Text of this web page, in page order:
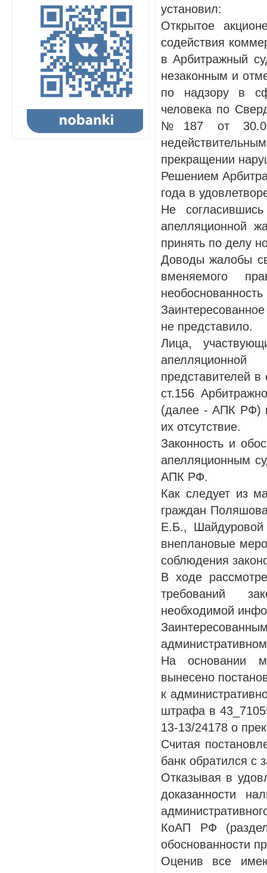
установил:
Открытое
содействия
в Арбитражный
незаконным и
по надзору в
человека по
№187 от
прекращении
Решением
года в
Не
апелляционной
принять по делу
Доводы жалобы
вменяемого
не представило.
Лица,
представителей
ст.156
(далее - АПК РФ)
их отсутствие.
Законность и
апелляционным
АПК РФ.
Как следует из
граждан
Е.Б.,
внеплановые
соблюдения
В ходе
требований
необходимой
На основании
вынесено
к
штрафа в
13-13/24178 о
Считая
банк обратился с
Отказывая в
доказанности
КоАП РФ (раздел
обоснованности
Оценив все